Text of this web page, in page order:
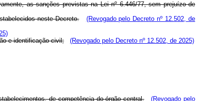
as sanções previstas na Lei nº 6.446/77, sem prejuízo de
neste Decreto.
(Revogado pelo Decreto nº 12.502, de
e identificação civil;
(Revogado pelo Decreto nº 12.502, de 2025)
de competência do órgão central.
(Revogado pelo